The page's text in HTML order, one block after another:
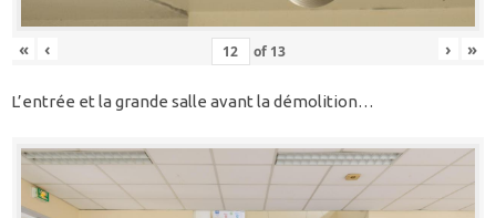
« ‹ of 13 › »
L’entrée et la grande salle avant la démolition…